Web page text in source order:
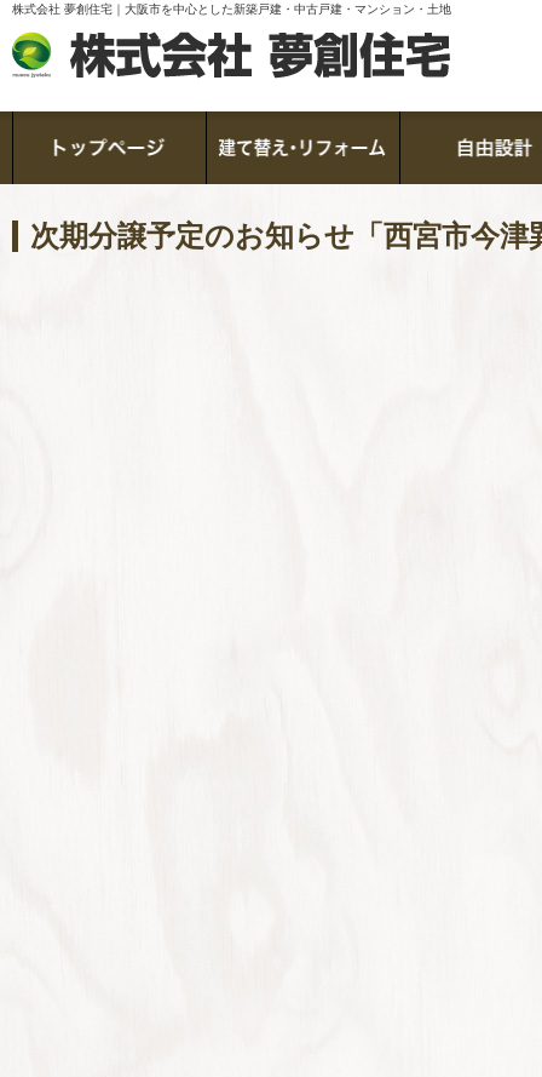
株式会社 夢創住宅｜大阪市を中心とした新築戸建・中古戸建・マンション・土地
次期分譲予定のお知らせ「西宮市今津